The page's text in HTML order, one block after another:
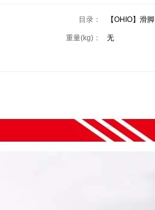
目录： 【OHIO】滑脚
重量(kg)： 无